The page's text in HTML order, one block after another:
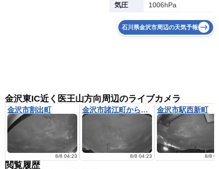
気圧
1006hPa
石川県金沢市周辺の天気予報
金沢東IC近く医王山方向周辺のライブカメラ
金沢市割出町
8/8 04:23
金沢市諸江町から西方向
8/8 04:23
金沢市駅西新町
8/8
閲覧履歴